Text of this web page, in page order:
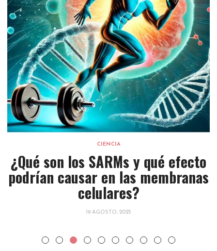
CIENCIA
¿Qué son los SARMs y qué efecto
podrían causar en las membranas
celulares?
19 AGOSTO, 2025